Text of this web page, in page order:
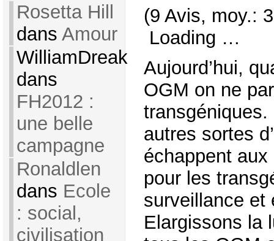
Rosetta Hill
dans Amour
WilliamDreak
dans
FH2012 :
une belle
campagne
Ronaldlen
dans Ecole
: social,
civilisation
(9 Avis, moy.:
Loading …
Aujourd’hui,
OGM on ne
autres sortes
échappent
pour les
surveillance et
Elargissons la